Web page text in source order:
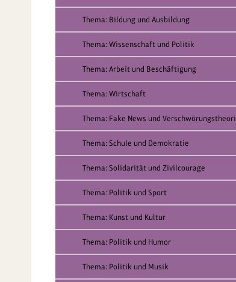
Thema: Bildung und Ausbildung
Thema: Wissenschaft und Politik
Thema: Arbeit und Beschäftigung
Thema: Wirtschaft
Thema: Fake News und
Thema: Schule und Demokratie
Thema: Solidarität und Zivilcourage
Thema: Politik und Sport
Thema: Kunst und Kultur
Thema: Politik und Humor
Thema: Politik und Musik